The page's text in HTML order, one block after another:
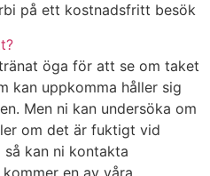
på ett kostnadsfritt besök
öga för att se om taket
kan uppkomma håller sig
Men ni kan undersöka om
om det är fuktigt vid
så kan ni kontakta
en av våra